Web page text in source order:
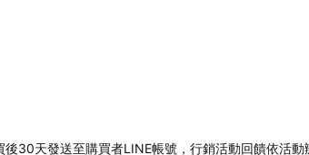
後30天發送至購買者LINE帳號，行銷活動回饋依活動